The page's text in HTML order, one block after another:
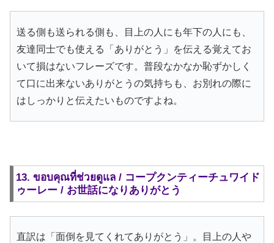
送る側も送られる側も、目上の人にも年下の人にも、
友達同士でも使える「ありがとう」を伝える覚えてお
いて損はないフレーズです。普段なかなか恥ずかしく
て口に出来ないありがとうの気持ちも、お別れの際に
はしっかりと伝えたいものですよね。
13. ขอบคุณที่ช่วยดูแล / コープクンティーチュワイド
ゥーレー / お世話になりありがとう
直訳は「面倒を見てくれてありがとう」。目上の人や